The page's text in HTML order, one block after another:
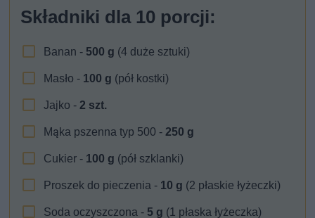
Składniki dla 10 porcji:
Banan - 500 g (4 duże sztuki)
Masło - 100 g (pół kostki)
Jajko -2 szt.
Mąka pszenna typ 500 -250 g
Cukier - 100 g (pół szklanki)
Proszek do pieczenia - 10 g (2 płaskie łyżeczki)
Soda oczyszczona - 5 g (1 płaska łyżeczka)